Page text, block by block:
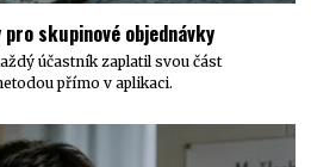
skupinové objednávky
účastník zaplatil svou část
přímo v aplikaci.